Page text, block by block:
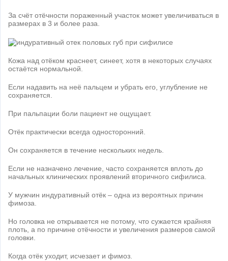
За счёт отёчности пораженный участок может увеличиваться в
размерах в 3 и более раза.
Кожа над отёком краснеет, синеет, хотя в некоторых случаях
остаётся нормальной.
Если надавить на неё пальцем и убрать его, углубление не
сохраняется.
При пальпации боли пациент не ощущает.
Отёк практически всегда односторонний.
Он сохраняется в течение нескольких недель.
Если не назначено лечение, часто сохраняется вплоть до
начальных клинических проявлений вторичного сифилиса.
У мужчин индуративный отёк – одна из вероятных причин
фимоза.
Но головка не открывается не потому, что сужается крайняя
плоть, а по причине отёчности и увеличения размеров самой
головки.
Когда отёк уходит, исчезает и фимоз.